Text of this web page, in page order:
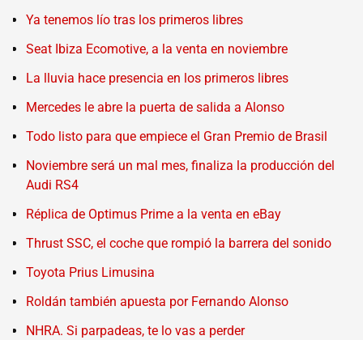
Ya tenemos lío tras los primeros libres
Seat Ibiza Ecomotive, a la venta en noviembre
La lluvia hace presencia en los primeros libres
Mercedes le abre la puerta de salida a Alonso
Todo listo para que empiece el Gran Premio de Brasil
Noviembre será un mal mes, finaliza la producción del
Audi RS4
Réplica de Optimus Prime a la venta en eBay
Thrust SSC, el coche que rompió la barrera del sonido
Toyota Prius Limusina
Roldán también apuesta por Fernando Alonso
NHRA. Si parpadeas, te lo vas a perder